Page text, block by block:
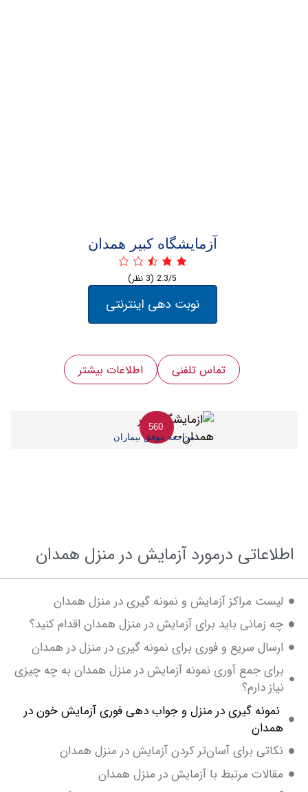
آزمايشگاه كبير همدان
نوبت دهی اینترنتی
تماس تلفنی اطلاعات بیشتر
560
مراجعه موفق بیماران
درمورد آزمایش در منزل همدان
مراکز آزمایش و نمونه گیری در منزل همدان
باید برای آزمایش در منزل همدان اقدام کنید؟
سریع و فوری برای نمونه گیری در منزل در همدان
جمع آوری نمونه آزمایش در منزل همدان به چه چیزی
دارم؟
گیری در منزل و جواب دهی فوری آزمایش خون در
برای آسان‌تر کردن آزمایش در منزل همدان
مرتبط با آزمایش در منزل همدان